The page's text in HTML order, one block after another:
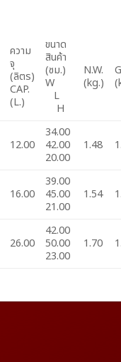
ความ
จุ
(ลิตร)
CAP.
(L.)
ขนาด
สินค้า
(ซม.)
W
L
H
N.W.
(kg.)
12.00
34.00
42.00
20.00
1.48
16.00
39.00
45.00
21.00
1.54
26.00
42.00
50.00
23.00
1.70